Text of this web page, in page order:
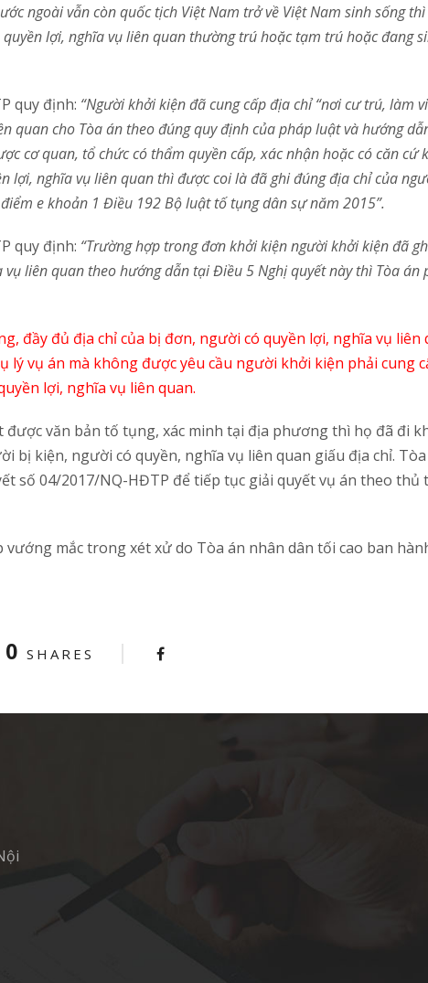
ngoài vẫn còn quốc tịch Việt Nam trở về Việt Nam sinh sống
lợi, nghĩa vụ liên quan thường trú hoặc tạm trú hoặc đang
quy định: “Người khởi kiện đã cung cấp địa chỉ “nơi cư trú, làm
quan cho Tòa án theo đúng quy định của pháp luật và hướng
cơ quan, tổ chức có thẩm quyền cấp, xác nhận hoặc có căn cứ
lợi, nghĩa vụ liên quan thì được coi là đã ghi đúng địa chỉcủa
điểm e khoản 1 Điều 192 Bộ luật tố tụng dân sự năm 2015”.
quy định: “Trường hợp trong đơn khởi kiện người khởi kiện đã
liên quan theo hướng dẫn tại Điều 5 Nghị quyết này thì Tòa án
đầy đủ địa chỉ của bị đơn, người có quyền lợi, nghĩa vụ liên
vụ án mà không được yêu cầu người khởi kiện phải cung
lợi, nghĩa vụ liên quan.
văn bản tố tụng, xác minh tại địa phương thì họ đã đi
kiện, người có quyền, nghĩa vụ liên quan giấu địa chỉ. Tòa
số 04/2017/NQ-HĐTP để tiếp tục giải quyết vụ án theo thủ
vướng mắc trong xét xử do Tòa án nhân dân tối cao ban
0 SHARES